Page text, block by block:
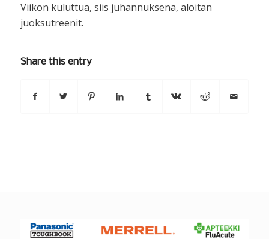
Viikon kuluttua, siis juhannuksena, aloitan
juoksutreenit.
Share this entry